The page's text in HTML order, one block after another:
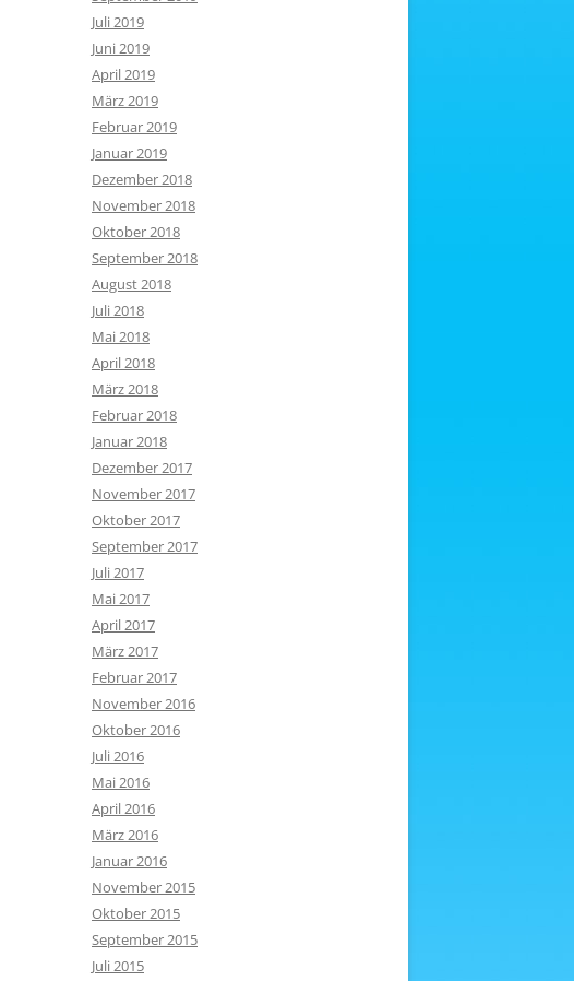
Juli 2019
Juni 2019
April 2019
März 2019
Februar 2019
Januar 2019
Dezember 2018
November 2018
Oktober 2018
September 2018
August 2018
Juli 2018
Mai 2018
April 2018
März 2018
Februar 2018
Januar 2018
Dezember 2017
November 2017
Oktober 2017
September 2017
Juli 2017
Mai 2017
April 2017
März 2017
Februar 2017
November 2016
Oktober 2016
Juli 2016
Mai 2016
April 2016
März 2016
Januar 2016
November 2015
Oktober 2015
September 2015
Juli 2015